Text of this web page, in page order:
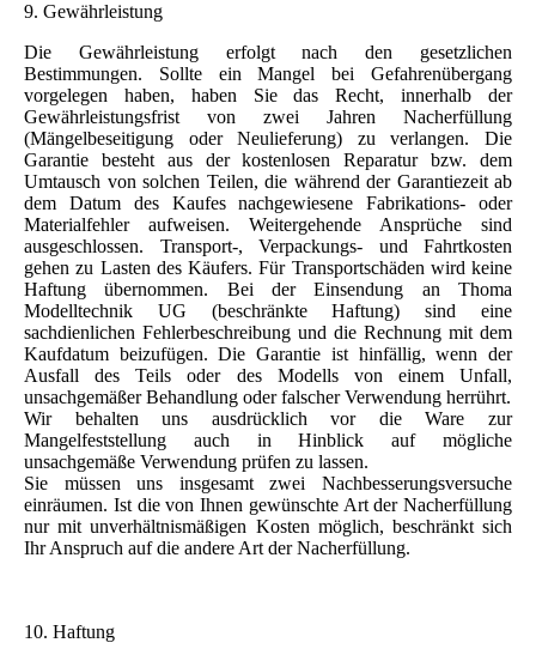
9. Gewährleistung
Die Gewährleistung erfolgt nach den gesetzlichen
Bestimmungen. Sollte ein Mangel bei Gefahrenübergang
vorgelegen haben, haben Sie das Recht, innerhalb der
Gewährleistungsfrist von zwei Jahren Nacherfüllung
(Mängelbeseitigung oder Neulieferung) zu verlangen. Die
Garantie besteht aus der kostenlosen Reparatur bzw. dem
Umtausch von solchen Teilen, die während der Garantiezeit ab
dem Datum des Kaufes nachgewiesene Fabrikations- oder
Materialfehler aufweisen. Weitergehende Ansprüche sind
ausgeschlossen. Transport-, Verpackungs- und Fahrtkosten
gehen zu Lasten des Käufers. Für Transportschäden wird keine
Haftung übernommen. Bei der Einsendung an Thoma
Modelltechnik UG (beschränkte Haftung) sind eine
sachdienlichen Fehlerbeschreibung und die Rechnung mit dem
Kaufdatum beizufügen. Die Garantie ist hinfällig, wenn der
Ausfall des Teils oder des Modells von einem Unfall,
unsachgemäßer Behandlung oder falscher Verwendung herrührt.
Wir behalten uns ausdrücklich vor die Ware zur
Mangelfeststellung auch in Hinblick auf mögliche
unsachgemäße Verwendung prüfen zu lassen.
Sie müssen uns insgesamt zwei Nachbesserungsversuche
einräumen. Ist die von Ihnen gewünschte Art der Nacherfüllung
nur mit unverhältnismäßigen Kosten möglich, beschränkt sich
Ihr Anspruch auf die andere Art der Nacherfüllung.
10. Haftung